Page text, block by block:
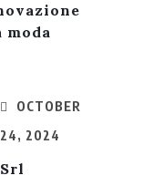
OCTOBER
24, 2024